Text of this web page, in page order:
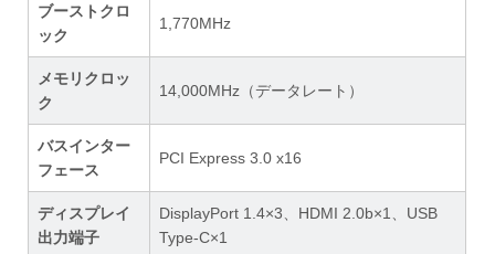
ブーストクロ
ック
1,770MHz
メモリクロッ
ク
14,000MHz（データレート）
バスインター
フェース
PCI Express 3.0 x16
ディスプレイ
出力端子
DisplayPort 1.4×3、HDMI 2.0b×1、USB
Type-C×1